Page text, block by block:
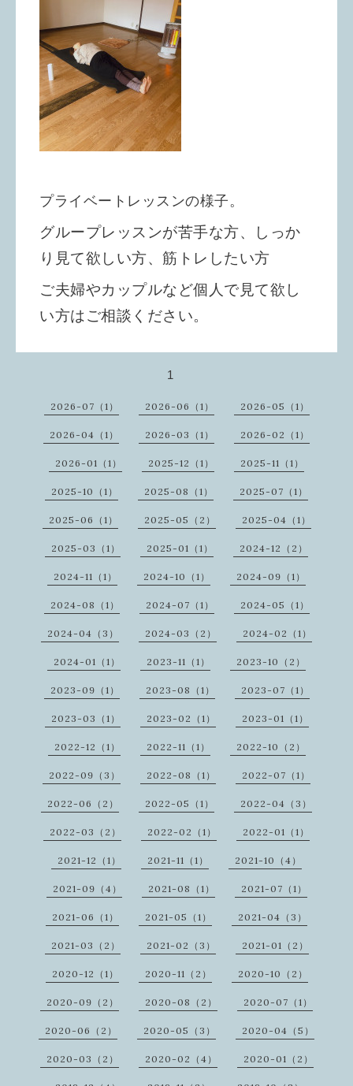
プライベートレッスンの様子。
グループレッスンが苦手な方、しっか
り見て欲しい方、筋トレしたい方
ご夫婦やカップルなど個人で見て欲し
い方はご相談ください。
1
2026-07（1） 2026-06（1） 2026-05（1）
2026-04（1） 2026-03（1） 2026-02（1）
2026-01（1） 2025-12（1） 2025-11（1）
2025-10（1） 2025-08（1） 2025-07（1）
2025-06（1） 2025-05（2） 2025-04（1）
2025-03（1） 2025-01（1） 2024-12（2）
2024-11（1） 2024-10（1） 2024-09（1）
2024-08（1） 2024-07（1） 2024-05（1）
2024-04（3） 2024-03（2） 2024-02（1）
2024-01（1） 2023-11（1） 2023-10（2）
2023-09（1） 2023-08（1） 2023-07（1）
2023-03（1） 2023-02（1） 2023-01（1）
2022-12（1） 2022-11（1） 2022-10（2）
2022-09（3） 2022-08（1） 2022-07（1）
2022-06（2） 2022-05（1） 2022-04（3）
2022-03（2） 2022-02（1） 2022-01（1）
2021-12（1） 2021-11（1） 2021-10（4）
2021-09（4） 2021-08（1） 2021-07（1）
2021-06（1） 2021-05（1） 2021-04（3）
2021-03（2） 2021-02（3） 2021-01（2）
2020-12（1） 2020-11（2） 2020-10（2）
2020-09（2） 2020-08（2） 2020-07（1）
2020-06（2） 2020-05（3） 2020-04（5）
2020-03（2） 2020-02（4） 2020-01（2）